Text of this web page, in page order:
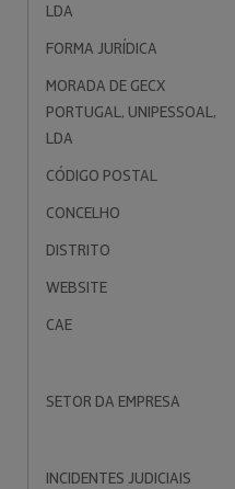
LDA
FORMA JURÍDICA
MORADA DE GECX
PORTUGAL, UNIPESSOAL,
LDA
CÓDIGO POSTAL
CONCELHO
DISTRITO
WEBSITE
CAE
SETOR DA EMPRESA
INCIDENTES JUDICIAIS